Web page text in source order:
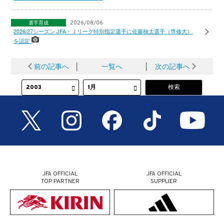
選手育成 2026/08/06
2026/27シーズン JFA・Ｊリーグ特別指定選手に佐藤柚太選手（専修大）
を認定
前の記事へ │ 一覧へ │ 次の記事へ
JFA OFFICIAL
TOP PARTNER
JFA OFFICIAL
SUPPLIER